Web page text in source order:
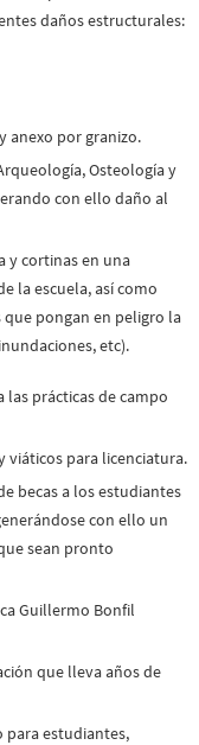
daños estructurales:
anexo por granizo.
Osteología y
con ello daño al
y cortinas en una
la escuela, así como
que pongan en peligro la
etc).
las prácticas de campo
viáticos para licenciatura.
becas a los estudiantes
con ello un
sean pronto
Guillermo Bonfil
que lleva años de
para estudiantes,